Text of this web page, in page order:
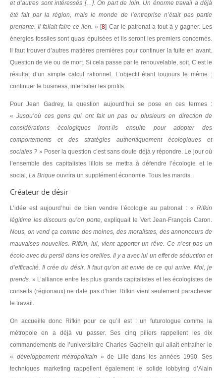
et d’autres sont intéressés […]. On part de loin. Un énorme travail a déjà
été fait par la région, mais le monde de l’entreprise n’était pas partie
prenante. Il fallait faire ce lien. » [8] Car le patronat a tout à y gagner. Les
énergies fossiles sont quasi épuisées et ils seront les premiers concernés.
Il faut trouver d’autres matières premières pour continuer la fuite en avant.
Question de vie ou de mort. Si cela passe par le renouvelable, soit. C’est le
résultat d’un simple calcul rationnel. L’objectif étant toujours le même :
continuer le business, intensifier les profits.
Pour Jean Gadrey, la question aujourd’hui se pose en ces termes :
«Jusqu’où ces gens qui ont fait un pas ou plusieurs en direction de
considérations écologiques iront-ils ensuite pour adopter des
comportements et des stratégies authentiquement écologiques et
sociales ? » Poser la question c’est sans doute déjà y répondre. Le jour où
l’ensemble des capitalistes lillois se mettra à défendre l’écologie et le
social, La Brique ouvrira un supplément économie. Tous les mardis.
Créateur de désir
L’idée est aujourd’hui de bien vendre l’écologie au patronat : « Rifkin
légitime les discours qu’on porte, expliquait le Vert Jean-François Caron.
Nous, on vend ça comme des moines, des moralistes, des annonceurs de
mauvaises nouvelles. Rifkin, lui, vient apporter un rêve. Ce n’est pas un
écolo avec du persil dans les oreilles. Il y a avec lui un effet de séduction et
d’efficacité. Il crée du désir. Il faut qu’on ait envie de ce qui arrive. Moi, je
prends. » L’alliance entre les plus grands capitalistes et les écologistes de
conseils (régionaux) ne date pas d’hier. Rifkin vient seulement parachever
le travail.
On accueille donc Rifkin pour ce qu’il est : un futurologue comme la
métropole en a déjà vu passer. Ses cinq piliers rappellent les dix
commandements de l’universitaire Charles Gachelin qui allait entraîner le
« développement métropolitain » de Lille dans les années 1990. Ses
techniques marketing rappellent également le solide lobbying d’Alain